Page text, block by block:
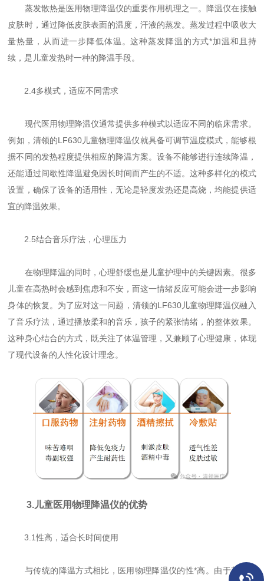
蒸发散热是医用物理降温仪的重要作用机理之一。降温仪在接触
皮肤时，通过降低皮肤表面的温度，汗液的蒸发。蒸发过程中吸收大
量热量，从而进一步降低体温。这种蒸发降温的方式*加温和且持
续，是儿童发热时一种的降温手段。
2.4多模式，适应不同需求
现代医用物理降温仪通常提供多种模式以适应不同的临床需求。
例如，清领的LF630儿童物理降温仪就具备可调节温度模式，能够根
据不同的发热程度提供相应的降温方案。设备不能够进行连续降温，
还能通过间歇性降温避免因长时间而产生的不适。这种多样化的模式
设置，确保了设备的适用性，无论是轻度发热还是高烧，均能提供适
宜的降温效果。
2.5结合音乐疗法，心理压力
在物理降温的同时，心理舒缓也是儿童护理中的关键因素。很多
儿童在高热时会感到焦虑和不安，而这一情绪反应可能会进一步影响
身体的恢复。为了应对这一问题，清领的LF630儿童物理降温仪融入
了音乐疗法，通过播放柔和的音乐，孩子的紧张情绪，的整体效果。
这种身心结合的方式，既关注了体温管理，又兼顾了心理健康，体现
了现代设备的人性化设计理念。
3.儿童医用物理降温仪的优势
3.1性高，适合长时间使用
与传统的降温方式相比，医用物理降温仪的性*高。由于其能够